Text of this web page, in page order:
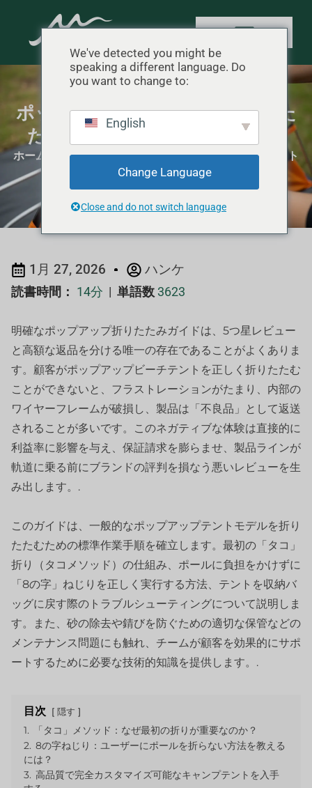
ポップアップ・ビーチテントのた
たみ方：お客様の返品を減らす
ホーム キャンプのヒント"ポップアップ・ビーチテント
のたたみ方：お客様の返品を減らす
1月 27, 2026 ハンケ
読書時間： 14分 | 単語数3623
明確なポップアップ折りたたみガイドは、5つ星レビュー
と高額な返品を分ける唯一の存在であることがよくありま
す。顧客がポップアップビーチテントを正しく折りたたむ
ことができないと、フラストレーションがたまり、内部の
ワイヤーフレームが破損し、製品は「不良品」として返送
されることが多いです。このネガティブな体験は直接的に
利益率に影響を与え、保証請求を膨らませ、製品ラインが
軌道に乗る前にブランドの評判を損なう悪いレビューを生
み出します。.
このガイドは、一般的なポップアップテントモデルを折り
たたむための標準作業手順を確立します。最初の「タコ」
折り（タコメソッド）の仕組み、ポールに負担をかけずに
「8の字」ねじりを正しく実行する方法、テントを収納バ
ッグに戻す際のトラブルシューティングについて説明しま
す。また、砂の除去や錆びを防ぐための適切な保管などの
メンテナンス問題にも触れ、チームが顧客を効果的にサポ
ートするために必要な技術的知識を提供します。.
目次 隠す
1.
「タコ」メソッド：なぜ最初の折りが重要なのか？
2. 8の字ねじり：ユーザーにポールを折らない方法を教える
には？
3. 高品質で完全カスタマイズ可能なキャンプテントを入手
We've detected you might be
speaking a different language. Do
you want to change to:
English
Change Language
Close and do not switch language